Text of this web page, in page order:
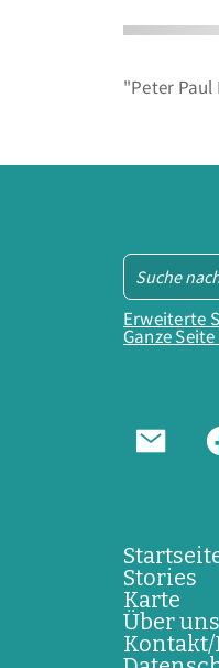
"Peter Paul
Erweiterte
Ganze
Stories
Karte
Über uns